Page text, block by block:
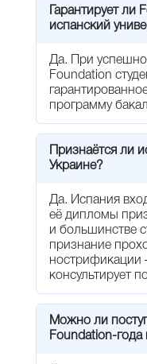
Гарантирует ли
испанский
Да. При
Foundation
программу
Признаётся ли
Украине?
Да. Испания
её дипломы
и большинстве
признание
консультирует
Можно ли
Foundation-